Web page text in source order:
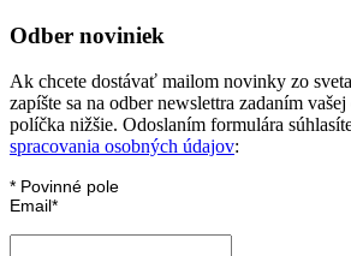
Odber noviniek
Ak chcete dostávať mailom novinky zo
zapíšte sa na odber newslettra zadaním
políčka nižšie. Odoslaním formulára
spracovania osobných údajov:
* Povinné pole
Email*